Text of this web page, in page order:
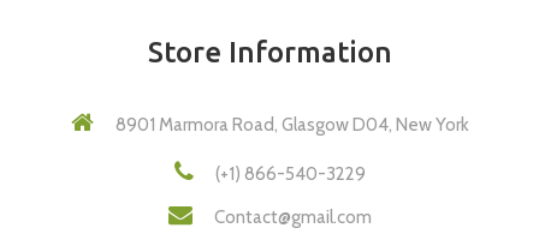
Store Information
8901 Marmora Road, Glasgow D04, New York
(+1) 866-540-3229
Contact@gmail.com